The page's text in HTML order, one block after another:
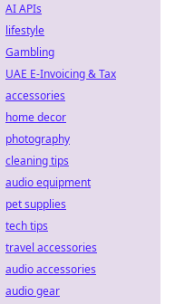
AI APIs
lifestyle
Gambling
UAE E-Invoicing & Tax
accessories
home decor
photography
cleaning tips
audio equipment
pet supplies
tech tips
travel accessories
audio accessories
audio gear